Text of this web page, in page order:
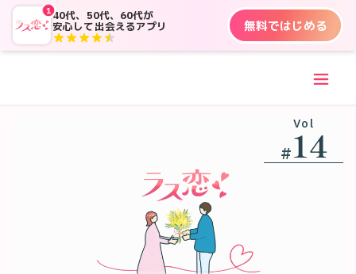
140代、50代、60代が
安心して出会えるアプリ
無料ではじめる
Vol
#14